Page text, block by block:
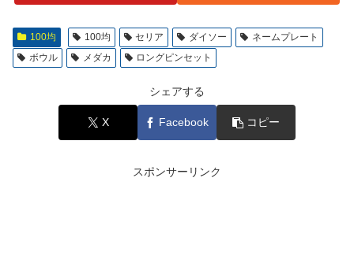
100均 100均 セリア ダイソー
ネームプレート
ボウル
メダカ ロングピンセット
シェアする
X Facebook コピー
スポンサーリンク